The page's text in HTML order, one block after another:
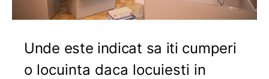
Unde este indicat sa iti cumperi
o locuinta daca locuiesti in